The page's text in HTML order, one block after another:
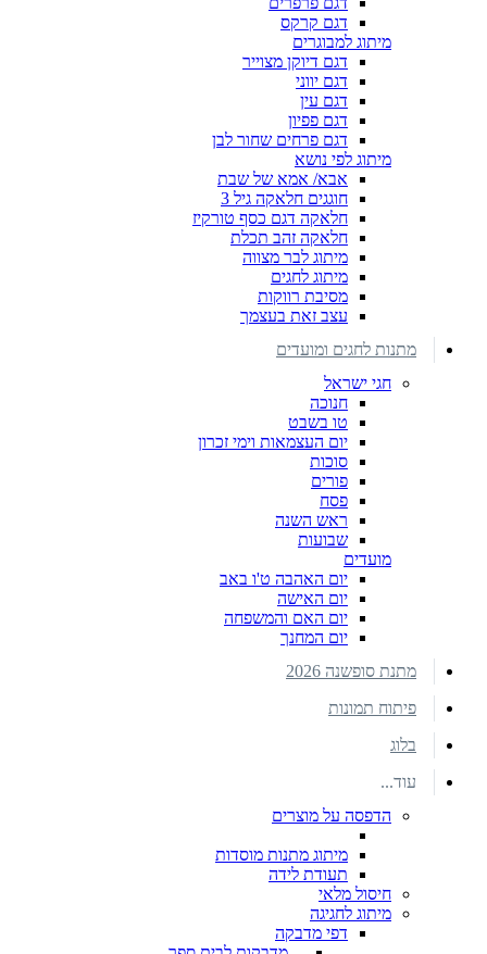
דגם קרקס
מיתוג למבוגרים
דגם דיוקן מצוייר
דגם יווני
דגם עין
דגם פפיון
דגם פרחים שחור לבן
מיתוג לפי נושא
אבא/ אמא של שבת
חוגגים חלאקה גיל 3
חלאקה דגם כסף טורקיז
חלאקה זהב תכלת
מיתוג לבר מצווה
מיתוג לחגים
מסיבת רווקות
עצב זאת בעצמך
מתנות לחגים ומועדים
חגי ישראל
חנוכה
טו בשבט
יום העצמאות וימי זכרון
סוכות
פורים
פסח
ראש השנה
שבועות
מועדים
יום האהבה ט'ו באב
יום האישה
יום האם והמשפחה
יום המחנך
מתנת סופשנה 2026
פיתוח תמונות
בלוג
עוד...
הדפסה על מוצרים
מיתוג מתנות מוסדות
תעודת לידה
חיסול מלאי
מיתוג לחגיגה
דפי מדבקה